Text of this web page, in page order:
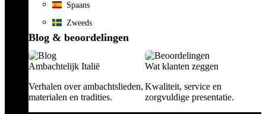
Spaans
Zweeds
Blog & beoordelingen
Ambachtelijk Italië
Verhalen over ambachtslieden,
materialen en tradities.
Wat klanten zeggen
Kwaliteit, service en
zorgvuldige presentatie.